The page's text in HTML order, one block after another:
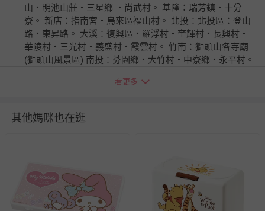
山‧明池山莊‧三星鄉 ‧尚武村。 基隆：瑞芳鎮‧十分
寮。 新店：指南宮‧烏來區福山村。 北投：北投區：登山
路‧東昇路。 大溪：復興區‧羅浮村‧奎輝村‧長興村‧
華陵村‧三光村‧義盛村‧霞雲村。 竹南：獅頭山各寺廟
(獅頭山風景區) 南投：芬園鄉‧大竹村‧中寮鄉‧永平村。
村‧華岡。 歸仁：那馬夏鄉(三民鄉) 屏東：霧台鄉‧三地
鄉‧蘭嶼鄉‧海瑞鄉‧利稻村‧霧鹿村。 花蓮：秀林鄉‧
奇萊‧龍澗‧盤石‧檜林‧關原‧西寶‧文山‧新白楊‧碧
退換貨須知
您所購買的商品享有7天的鑑賞期／猶豫期權益，但此期間
並非試用期，您所退回的商品必須是未經使用的全新狀態，
看更多
其他媽咪也在逛